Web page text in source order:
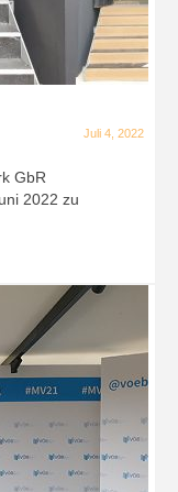
Juli 4, 2022
GbR
2022 zu